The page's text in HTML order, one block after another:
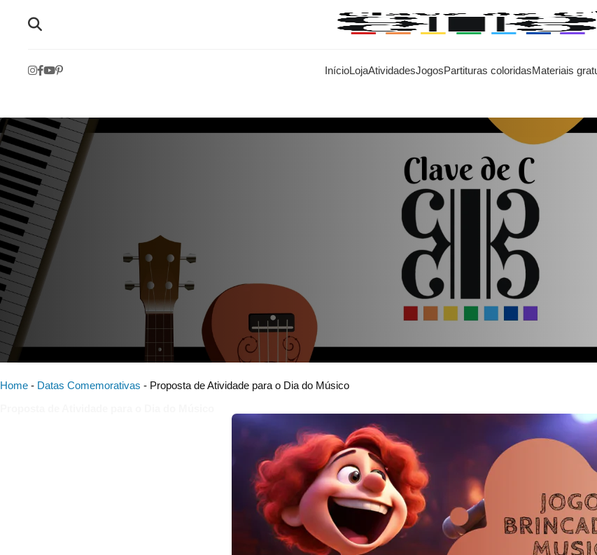
InícioLojaAtividadesJogosPartituras coloridasMateriais
Home - Datas Comemorativas - Proposta de Atividade para o Dia do Músico